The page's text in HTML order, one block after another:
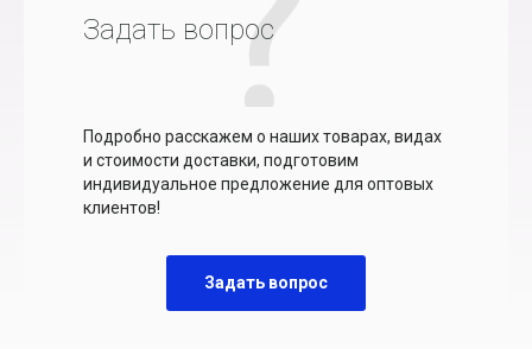
Задать вопрос
Подробно расскажем о наших товарах, видах
и стоимости доставки, подготовим
индивидуальное предложение для оптовых
клиентов!
Задать вопрос